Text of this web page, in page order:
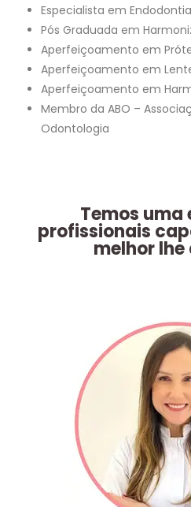
Especialista em
Pós Graduada em
Aperfeiçoamento em
Aperfeiçoamento em
Aperfeiçoamento em
Membro da ABO –
Odontologia
Temos uma
profissionais
melhor